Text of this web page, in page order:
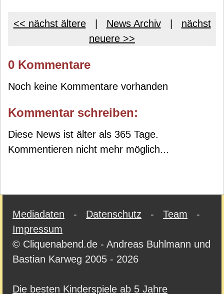
<< nächst ältere| News Archiv| nächst
neuere >>
0 Kommentare
Noch keine Kommentare vorhanden
Kommentar schreiben:
Diese News ist älter als 365 Tage.
Kommentieren nicht mehr möglich...
Mediadaten - Datenschutz - Team -
Impressum
© Cliquenabend.de - Andreas Buhlmann und
Bastian Karweg 2005 - 2026
Die besten Kinderspiele ab 5 Jahre